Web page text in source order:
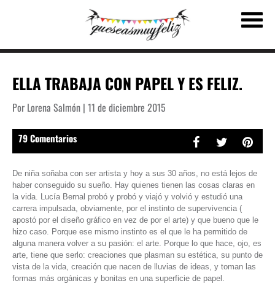
ELLA TRABAJA CON PAPEL Y ES FELIZ.
Por Lorena Salmón | 11 de diciembre 2015
79 Comentarios
De niña soñaba con ser artista y hoy a sus 30 años, no está lejos de
haber conseguido su sueño. Hay quienes tienen las cosas claras en
la vida. Lucía Bernal probó y probó y viajó y volvió y estudió una
carrera impulsada, obviamente, por el instinto de supervivencia (
apostó por el diseño gráfico en vez de por el arte) y que bueno que le
hizo caso. Porque ese mismo instinto es el que le ha permitido de
alguna manera volver a su pasión: el arte. Porque lo que hace, ojo, es
arte, tiene que serlo: creaciones que plasman su estética, su punto de
vista de la vida, creación que nacen de lluvias de ideas, y toman las
formas más orgánicas y bonitas en una superficie de papel.